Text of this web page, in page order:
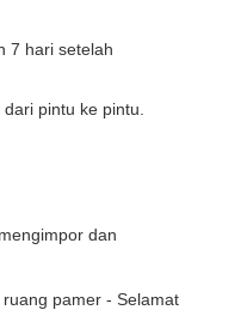
7 hari setelah
pintu ke pintu.
dan
pamer - Selamat